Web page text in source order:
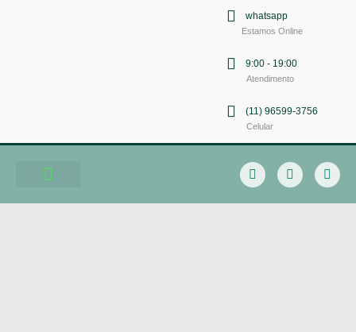
whatsapp
Estamos Online
9:00 - 19:00
Atendimento
(11) 96599-3756
Celular